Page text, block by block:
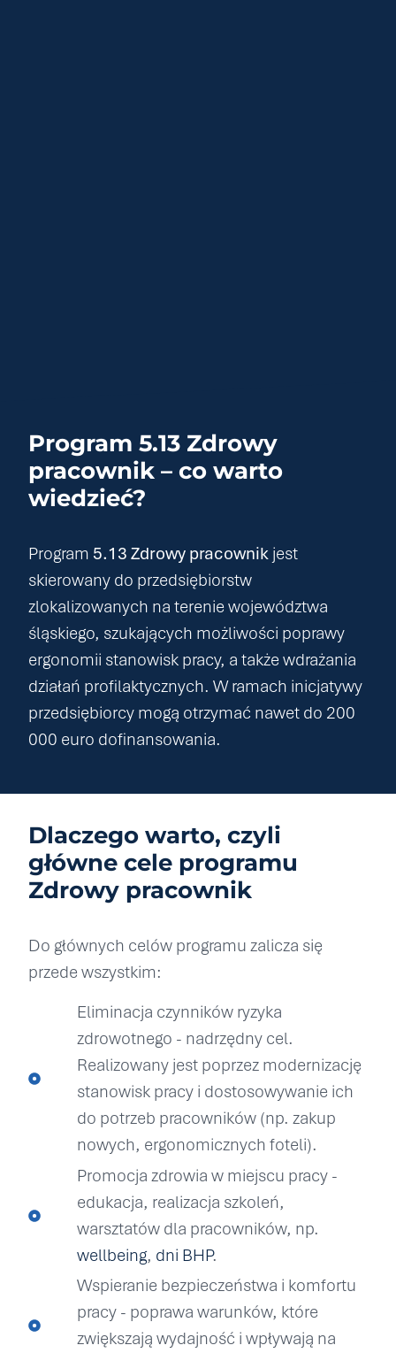
Program 5.13 Zdrowy
pracownik – co warto
wiedzieć?
Program 5.13 Zdrowy pracownik jest
skierowany do przedsiębiorstw
zlokalizowanych na terenie województwa
śląskiego, szukających możliwości poprawy
ergonomii stanowisk pracy, a także wdrażania
działań profilaktycznych. W ramach inicjatywy
przedsiębiorcy mogą otrzymać nawet do 200
000 euro dofinansowania.
Dlaczego warto, czyli
główne cele programu
Zdrowy pracownik
Do głównych celów programu zalicza się
przede wszystkim:
Eliminacja czynników ryzyka
zdrowotnego - nadrzędny cel.
Realizowany jest poprzez modernizację
stanowisk pracy i dostosowywanie ich
do potrzeb pracowników (np. zakup
nowych, ergonomicznych foteli).
Promocja zdrowia w miejscu pracy -
edukacja, realizacja szkoleń,
warsztatów dla pracowników, np.
wellbeing, dni BHP.
Wspieranie bezpieczeństwa i komfortu
pracy - poprawa warunków, które
zwiększają wydajność i wpływają na